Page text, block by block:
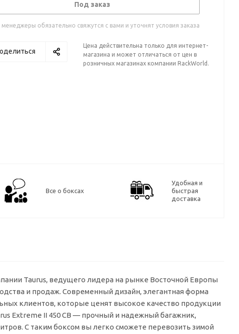
Под заказ
обязательно свяжутся с вами и уточнят условия заказа
Цена действительна только для интернет-
магазина и может отличаться от цен в
розничных магазинах компании RackWorld.
Все о боксах
Удобная и
быстрая
доставка
Taurus, ведущего лидера на рынке Восточной Европы
и продаж. Современный дизайн, элегантная форма
клиентов, которые ценят высокое качество продукции
Extreme II 450 CB — прочный и надежный багажник,
С таким боксом вы легко сможете перевозить зимой